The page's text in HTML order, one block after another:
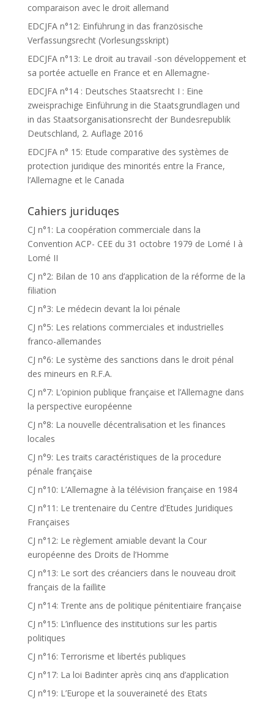
comparaison avec le droit allemand
EDCJFA n°12: Einführung in das französische
Verfassungsrecht (Vorlesungsskript)
EDCJFA n°13: Le droit au travail -son développement et
sa portée actuelle en France et en Allemagne-
EDCJFA n°14 : Deutsches Staatsrecht I : Eine
zweisprachige Einführung in die Staatsgrundlagen und
in das Staatsorganisationsrecht der Bundesrepublik
Deutschland, 2. Auflage 2016
EDCJFA n° 15: Etude comparative des systèmes de
protection juridique des minorités entre la France,
l’Allemagne et le Canada
Cahiers juriduqes
CJ n°1: La coopération commerciale dans la
Convention ACP- CEE du 31 octobre 1979 de Lomé I à
Lomé II
CJ n°2: Bilan de 10 ans d’application de la réforme de la
filiation
CJ n°3: Le médecin devant la loi pénale
CJ n°5: Les relations commerciales et industrielles
franco-allemandes
CJ n°6: Le système des sanctions dans le droit pénal
des mineurs en R.F.A.
CJ n°7: L’opinion publique française et l’Allemagne dans
la perspective européenne
CJ n°8: La nouvelle décentralisation et les finances
locales
CJ n°9: Les traits caractéristiques de la procedure
pénale française
CJ n°10: L’Allemagne à la télévision française en 1984
CJ n°11: Le trentenaire du Centre d’Etudes Juridiques
Françaises
CJ n°12: Le règlement amiable devant la Cour
européenne des Droits de l’Homme
CJ n°13: Le sort des créanciers dans le nouveau droit
français de la faillite
CJ n°14: Trente ans de politique pénitentiaire française
CJ n°15: L’influence des institutions sur les partis
politiques
CJ n°16: Terrorisme et libertés publiques
CJ n°17: La loi Badinter après cinq ans d’application
CJ n°19: L’Europe et la souveraineté des Etats